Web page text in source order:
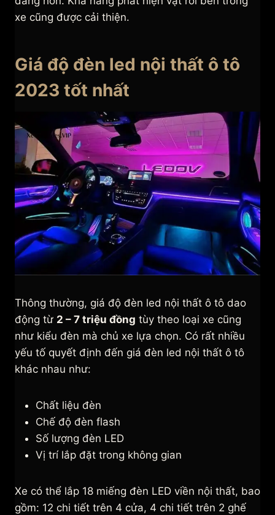
xe cũng được cải thiện.
Giá độ đèn led nội thất ô tô
2023 tốt nhất
Thông thường, giá độ đèn led nội thất ô tô dao
động từ 2 – 7 triệu đồng tùy theo loại xe cũng
như kiểu đèn mà chủ xe lựa chọn. Có rất nhiều
yếu tố quyết định đến giá đèn led nội thất ô tô
khác nhau như:
Chất liệu đèn
Chế độ đèn flash
Số lượng đèn LED
Vị trí lắp đặt trong không gian
Xe có thể lắp 18 miếng đèn LED viền nội thất, bao
gồm: 12 chi tiết trên 4 cửa, 4 chi tiết trên 2 ghế